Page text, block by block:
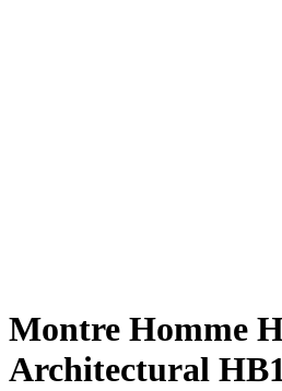
Montre Homme
Architectural